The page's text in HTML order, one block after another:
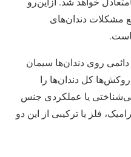
مشکلات دندان‌های
روی دندان‌ها سیمان
کل دندان‌ها را
یا عملکردی جنس
فلز یا ترکیبی از این دو